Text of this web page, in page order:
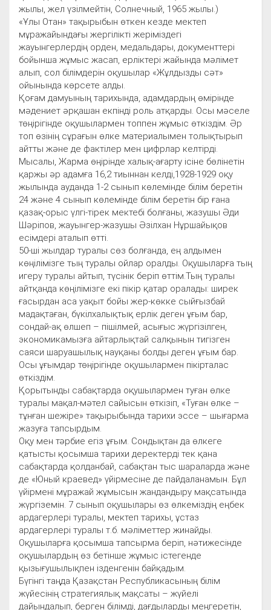
жылы, жел үзілмейтін, Солнечный, 1965 жылы.)
«Ұлы Отан» тақырыбын өткен кезде мектеп
мұражайындағы жергілікті жеріміздегі
жауынгерлердің орден, медальдары, документтері
бойынша жұмыс жасап, ерліктері жайында мәлімет
алып, сол білімдерін оқушылар «Жұлдызды сәт»
ойынында көрсете алды.
Қоғам дамуының тарихында, адамдардың өмірінде
мәдениет әрқашан екпінді роль атқарды. Осы мәселе
төңірігінде оқушылармен топпен жұмыс өткіздім. Әр
топ өзінің сұрағын өлке материалымен толықтырып
айтты және де фактілер мен цифрлар келтірді.
Мысалы, Жарма өңірінде халық-ағарту ісіне бөлінетін
қаржы әр адамға 16,2 тиыннан келді,1928-1929 оқу
жылында ауданда 1-2 сынып көлемінде білім беретін
24 және 4 сынып көлемінде білім беретін бір ғана
қазақ-орыс үлгі-тірек мектебі болғаны, жазушы Әди
Шәріпов, жауынгер-жазушы Әзілхан Нұршайықов
есімдері аталып өтті.
50-ші жылдар туралы сөз болғанда, ең алдымен
көңілімізге тың туралы ойлар оралды. Оқушыларға тың
игеру туралы айтып, түсінік беріп өттім.Тың туралы
айтқанда көңілімізге екі пікір қатар оралады: ширек
ғасырдан аса уақыт бойы жер-көкке сыйғызбай
мадақтаған, бүкілхалықтық ерлік деген ұғым бар,
сондай-ақ өлшеп – пішілмей, асығыс жүргізілген,
экономикамызға айтарлықтай салқынын тигізген
саяси шаруашылық науқаны болды деген ұғым бар.
Осы ұғымдар төңірігінде оқушылармен пікірталас
өткіздім.
Қорытынды сабақтарда оқушылармен туған өлке
туралы мақал-мәтел сайысын өткізіп, «Туған өлке –
тұнған шежіре» тақырыбында тарихи эссе – шығарма
жазуға тапсырдым.
Оқу мен тәрбие егіз ұғым. Сондықтан да өлкеге
қатысты қосымша тарихи деректерді тек қана
сабақтарда қолданбай, сабақтан тыс шараларда және
де «Юный краевед» үйірмесіне де пайдаланамын. Бұл
үйірмені мұражай жұмысын жандандыру мақсатында
жүргіземін. 7 сынып оқушылары өз өлкеміздің еңбек
ардагерлері туралы, мектеп тарихы, ұстаз
ардагерлері туралы т.б. мәліметтер жинайды.
Оқушыларға қосымша тапсырма беріп, нәтижесінде
оқушылардың өз бетінше жұмыс істегенде
қызығушылықпен ізденгенін байқадым.
Бүгінгі таңда Қазақстан Республикасының білім
жүйесінің стратегиялық мақсаты – жүйелі
дайындалып, берген білімді, дағдыларды меңгеретін,